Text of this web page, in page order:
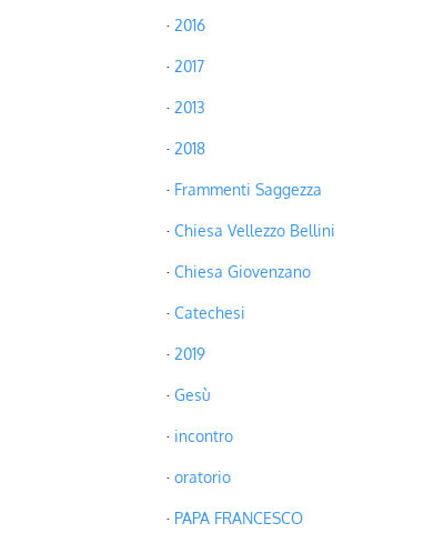
2016
2017
2013
2018
Frammenti Saggezza
Chiesa Vellezzo Bellini
Chiesa Giovenzano
Catechesi
2019
Gesù
incontro
oratorio
PAPA FRANCESCO